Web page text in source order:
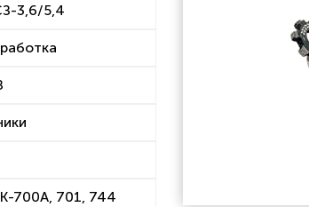
3,6/5,4
700А, 701, 744